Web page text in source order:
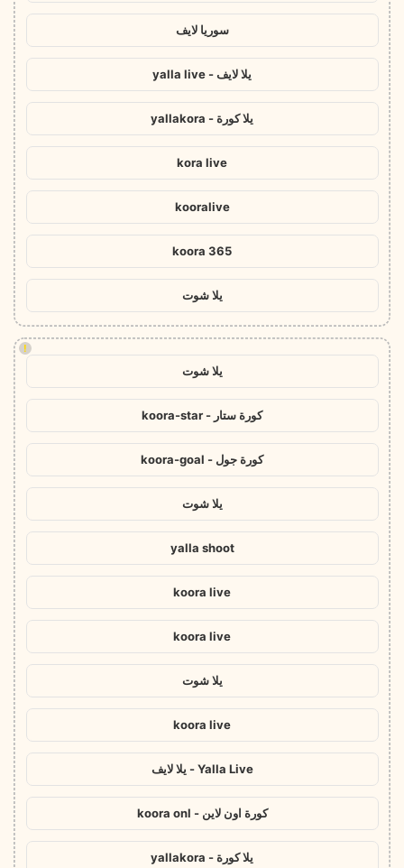
سوريا لايف
يلا لايف - yalla live
يلا كورة - yallakora
kora live
kooralive
koora 365
يلا شوت
!
يلا شوت
كورة ستار - koora-star
كورة جول - koora-goal
يلا شوت
yalla shoot
koora live
koora live
يلا شوت
koora live
Yalla Live - يلا لايف
كورة اون لاين - koora onl
يلا كورة - yallakora